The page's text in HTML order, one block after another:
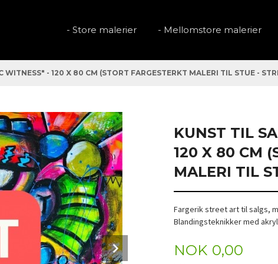
- Store malerier - Mellomstore malerier
WITNESS" - 120 X 80 CM (STORT FARGESTERKT MALERI TIL STUE -
KUNST TIL
120 X 80 CM
MALERI TIL
Fargerik street art til salgs,
Blandingsteknikker med
Pris
NOK 0,00